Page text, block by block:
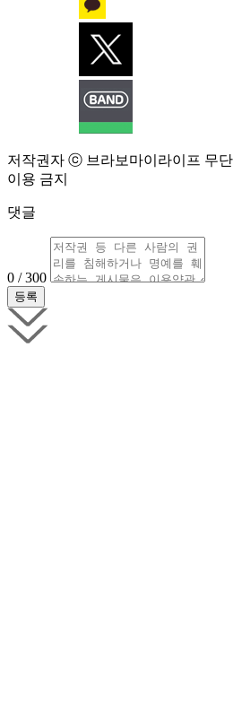
저작권자 ⓒ 브라보마이라이프 무
이용 금지
댓글
0 / 300